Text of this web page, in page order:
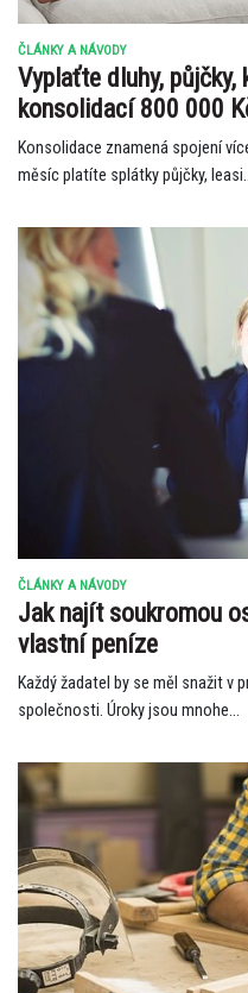
ČLÁNKY A NÁVODY
Vyplaťte dluhy,
konsolidací 800 000
Konsolidace znamená spojení
měsíc platíte splátky půjčky,
ČLÁNKY A NÁVODY
Jak najít soukromou
vlastní peníze
Každý žadatel by se měl snažit v
společnosti. Úroky jsou mnohe...